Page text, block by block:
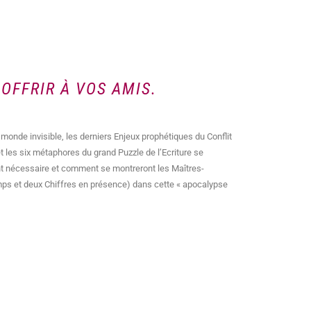
À VOS AMIS.
invisible, les derniers Enjeux prophétiques du Conflit
six métaphores du grand Puzzle de l’Ecriture se
nécessaire et comment se montreront les Maîtres-
et deux Chiffres en présence) dans cette « apocalypse